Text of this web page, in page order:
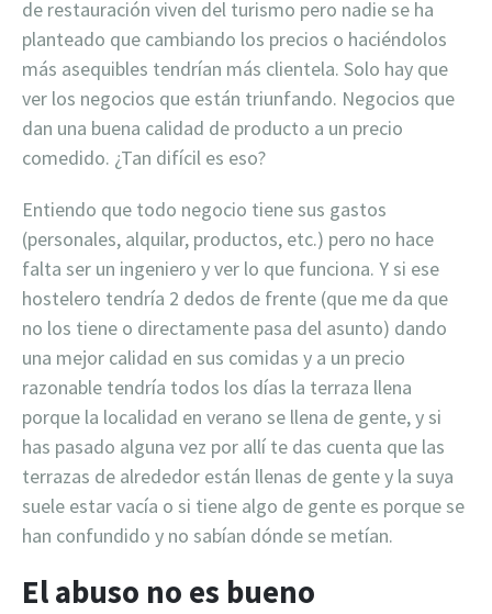
de restauración viven del turismo pero nadie se ha
planteado que cambiando los precios o haciéndolos
más asequibles tendrían más clientela. Solo hay que
ver los negocios que están triunfando. Negocios que
dan una buena calidad de producto a un precio
comedido. ¿Tan difícil es eso?
Entiendo que todo negocio tiene sus gastos
(personales, alquilar, productos, etc.) pero no hace
falta ser un ingeniero y ver lo que funciona. Y si ese
hostelero tendría 2 dedos de frente (que me da que
no los tiene o directamente pasa del asunto) dando
una mejor calidad en sus comidas y a un precio
razonable tendría todos los días la terraza llena
porque la localidad en verano se llena de gente, y si
has pasado alguna vez por allí te das cuenta que las
terrazas de alrededor están llenas de gente y la suya
suele estar vacía o si tiene algo de gente es porque se
han confundido y no sabían dónde se metían.
El abuso no es bueno